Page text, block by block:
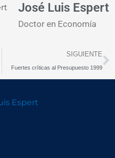
José Luis Espert
Doctor en Economía
SIGUIENTE
Fuertes críticas al Presupuesto 1999